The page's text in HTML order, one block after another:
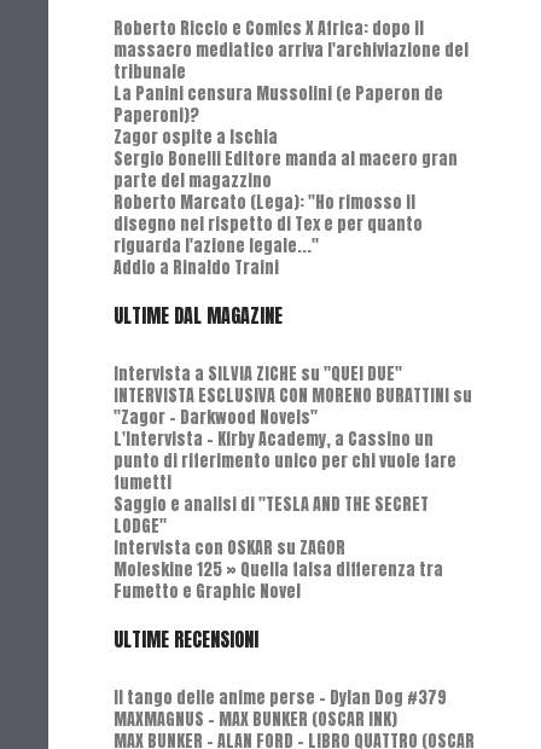
Roberto Riccio e Comics X Africa: dopo il
massacro mediatico arriva l'archiviazione del
tribunale
La Panini censura Mussolini (e Paperon de
Paperoni)?
Zagor ospite a Ischia
Sergio Bonelli Editore manda al macero gran
parte del magazzino
Roberto Marcato (Lega): "Ho rimosso il
disegno nel rispetto di Tex e per quanto
riguarda l'azione legale..."
Addio a Rinaldo Traini
ULTIME DAL MAGAZINE
Intervista a SILVIA ZICHE su "QUEI DUE"
INTERVISTA ESCLUSIVA CON MORENO BURATTINI su
"Zagor - Darkwood Novels"
L'Intervista - Kirby Academy, a Cassino un
punto di riferimento unico per chi vuole fare
fumetti
Saggio e analisi di "TESLA AND THE SECRET
LODGE"
Intervista con OSKAR su ZAGOR
Moleskine 125 » Quella falsa differenza tra
Fumetto e Graphic Novel
ULTIME RECENSIONI
Il tango delle anime perse - Dylan Dog #379
MAXMAGNUS – MAX BUNKER (OSCAR INK)
MAX BUNKER – ALAN FORD – LIBRO QUATTRO (OSCAR